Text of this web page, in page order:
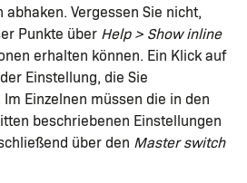
Vergessen Sie nicht,
Punkte über Help > Show inline
erhalten können. Ein Klick auf
Einstellung, die Sie
Einzelnen müssen die in den
beschriebenen Einstellungen
über den Master switch